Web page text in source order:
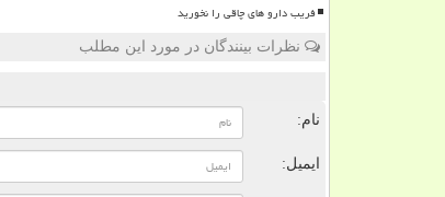
فریب دارو های چاقی را نخورید
نظرات بینندگان در مورد این مطلب
نام:
ایمیل: